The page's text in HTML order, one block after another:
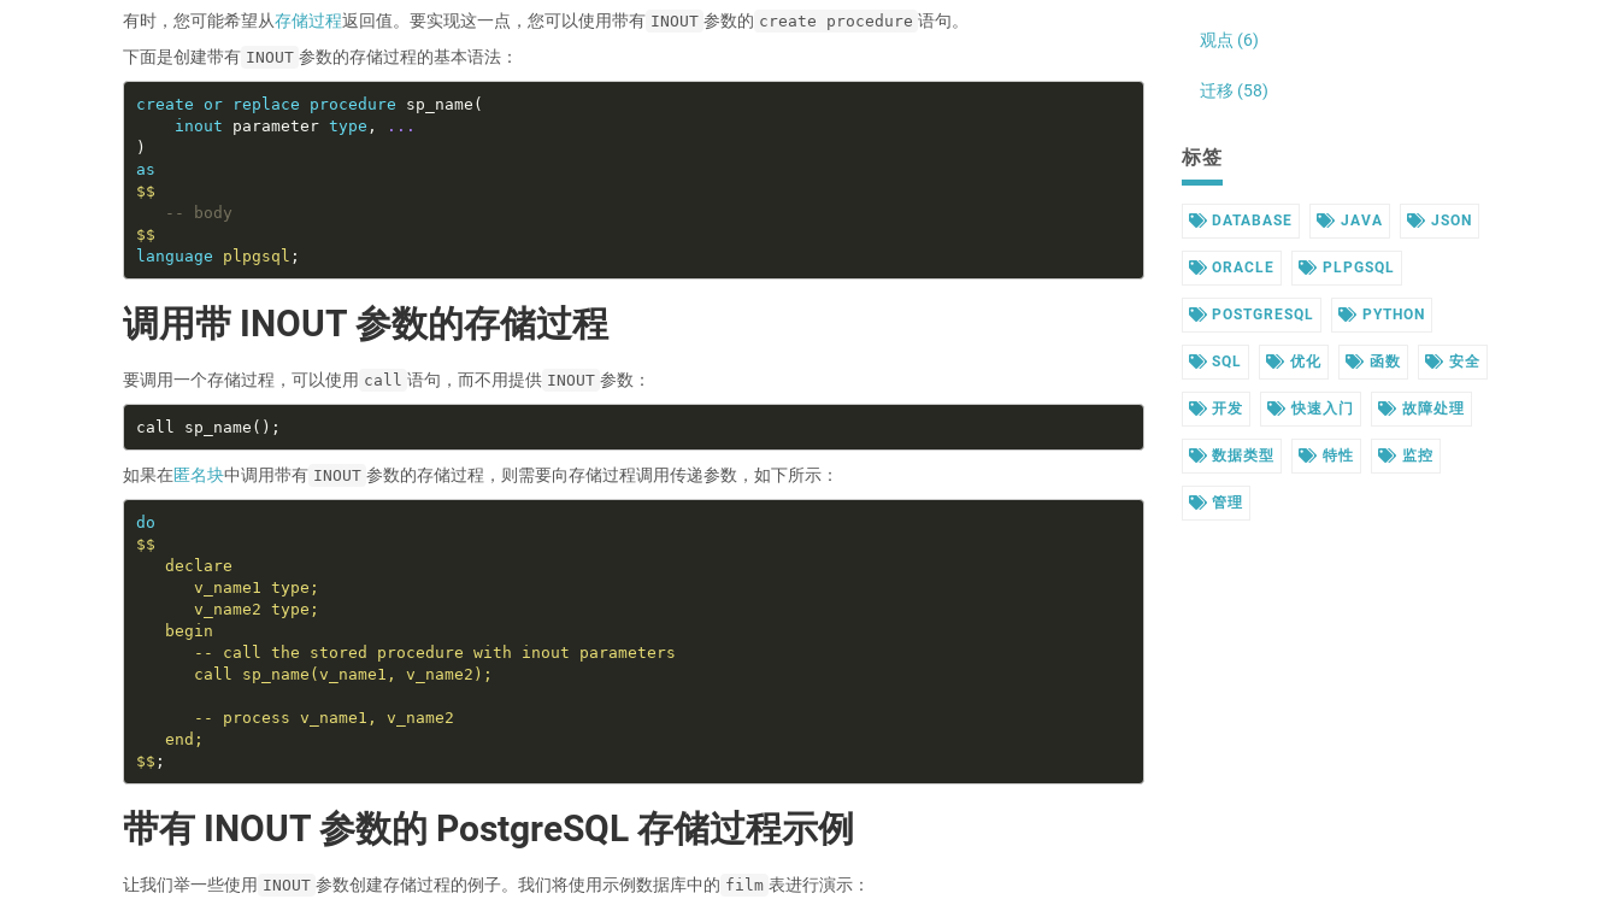
有时，您可能希望从存储过程返回值。要实现这一点，您可以使用带有 INOUT 参数的 create procedure 语句。
下面是创建带有 INOUT 参数的存储过程的基本语法：
create or replace procedure
inout parameter type ,
...
as
$$
$$
language
plpgsql
调用带 INOUT 参数的存储过程
要调用一个存储过程，可以使用 call 语句，而不用提供 INOUT 参数：
如果在匿名块中调用带有 INOUT 参数的存储过程，则需要向存储过程调用传递参数，如下所示：
do
$$
带有 INOUT 参数的 PostgreSQL 存储过程示例
让我们举一些使用 INOUT 参数创建存储过程的例子。我们将使用示例数据库中的 film 表进行演示：
观点 (6)
迁移 (58)
标签
DATABASE JAVA JSON
ORACLE PLPGSQL
POSTGRESQL PYTHON
SQL 优化 函数 安全
开发 快速入门 故障处理
数据类型 特性 监控
管理